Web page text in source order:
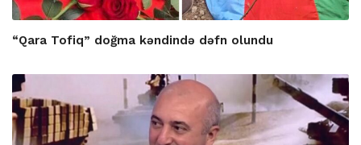
“Qara Tofiq” doğma kəndində dəfn olundu